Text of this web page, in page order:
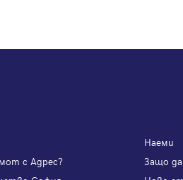
Наеми
с Адрес?
Защо
Продължи с